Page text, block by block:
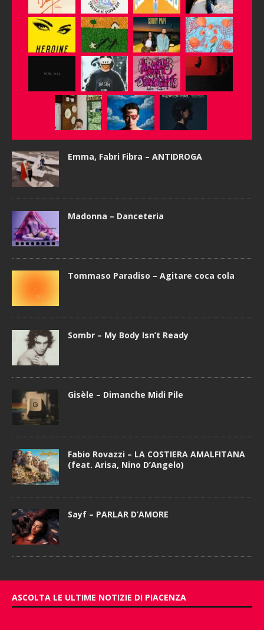
Emma, Fabri Fibra – ANTIDROGA
Madonna – Danceteria
Tommaso Paradiso – Agitare coca cola
Sombr – My Body Isn’t Ready
Gisèle – Dimanche Midi Pile
Fabio Rovazzi – LA COSTIERA AMALFITANA
(feat. Arisa, Nino D’Angelo)
Sayf – PARLAR D’AMORE
ASCOLTA LE ULTIME NOTIZIE DI PIACENZA